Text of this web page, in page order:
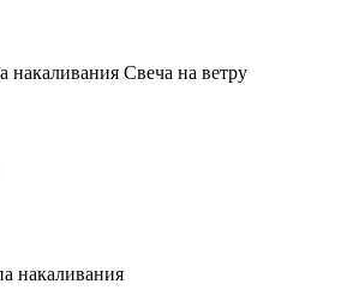
Свеча на ветру
накаливания